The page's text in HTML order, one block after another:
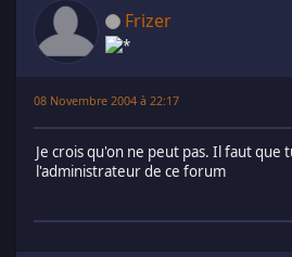
Frizer
08 Novembre 2004 à 22:17
Je crois qu'on ne peut pas. Il faut que
l'administrateur de ce forum